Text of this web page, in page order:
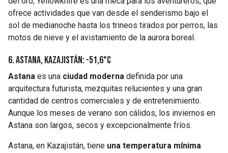
ofrece actividades que van desde el senderismo bajo el
sol de medianoche hasta los trineos tirados por perros, las
motos de nieve y el avistamiento de la aurora boreal.
6. Astana, Kazajistán: -51,6°C
Astana es una ciudad moderna definida por una
arquitectura futurista, mezquitas relucientes y una gran
cantidad de centros comerciales y de entretenimiento.
Aunque los meses de verano son cálidos, los inviernos en
Astana son largos, secos y excepcionalmente fríos.
Astana, en Kazajistán, tiene una temperatura mínima